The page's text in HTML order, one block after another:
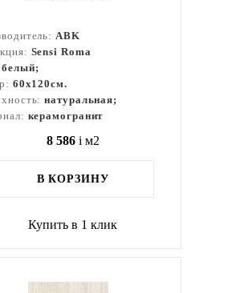
ABK
Sensi Roma
белый;
60x120см.
натуральная;
керамогранит
8 586 i м2
В КОРЗИНУ
Купить в 1 клик